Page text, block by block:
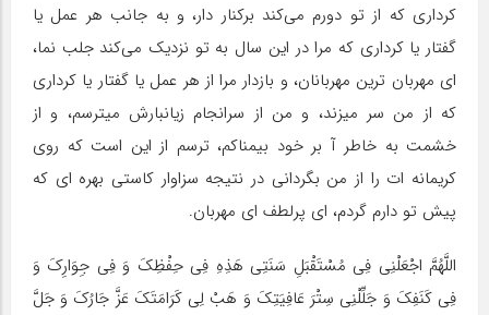
کردارى که از تو دورم می‌کند برکنار دار، و به جانب هر عمل یا
گفتار یا کردارى که مرا در این سال به تو نزدیک می‌کند جلب نما،
اى مهربان ترین مهربانان، و بازدار مرا از هر عمل یا گفتار یا کردارى
که از من سر میزند، و من از سرانجام زیانبارش میترسم، و از
خشمت به خاطر آ بر خود بیمناکم، ترسم از این است که روى
کریمانه ات را از من بگردانى در نتیجه سزاوار کاستى بهره اى که
پیش تو دارم گردم، اى پرلطف اى مهربان.
اللَّهُمَّ اجْعَلْنِی فِی مُسْتَقْبَلِ سَنَتِی هَذِهِ فِی حِفْظِکَ وَ فِی جِوَارِکَ وَ
فِی کَنَفِکَ وَ جَلِّلْنِی سِتْرَ عَافِیَتِکَ وَ هَبْ لِی کَرَامَتَکَ عَزَّ جَارُکَ وَ جَلَّ